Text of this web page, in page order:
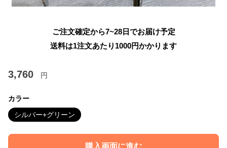
ご注文確定から7~28日でお届け予定
送料は1注文あたり 1000円かかります
3,760 円
カラー
シルバー+グリーン
購入画面に進む